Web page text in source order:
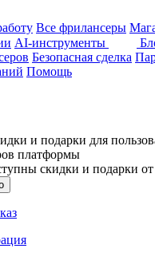
Все фрилансеры
AI-инструменты
Безопасная сделка
Помощь
и подарки для
платформы
скидки и подарки